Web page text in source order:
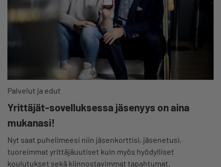
Palvelut ja edut
Yrittäjät-sovelluksessa jäsenyys on aina
mukanasi!
Nyt saat puhelimeesi niin jäsenkorttisi, jäsenetusi,
tuoreimmat yrittäjäuutiset kuin myös hyödylliset
koulutukset sekä kiinnostavimmat tapahtumat.